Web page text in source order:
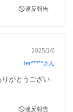
違反報告
2025/1/6
ter*****さん
がとうござい
違反報告